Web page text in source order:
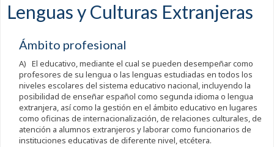
Lenguas y Culturas Extranjeras
Ámbito profesional
A) El educativo, mediante el cual se pueden desempeñar como
profesores de su lengua o las lenguas estudiadas en todos los
niveles escolares del sistema educativo nacional, incluyendo la
posibilidad de enseñar español como segunda idioma o lengua
extranjera, así como la gestión en el ámbito educativo en lugares
como oficinas de internacionalización, de relaciones culturales, de
atención a alumnos extranjeros y laborar como funcionarios de
instituciones educativas de diferente nivel, etcétera.